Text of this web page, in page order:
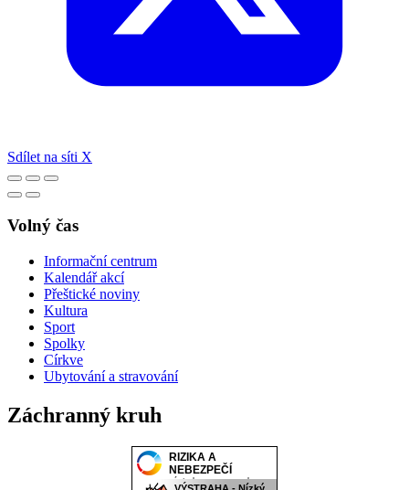
Sdílet na síti X
Volný čas
Informační centrum
Kalendář akcí
Přeštické noviny
Kultura
Sport
Spolky
Církve
Ubytování a stravování
Záchranný kruh